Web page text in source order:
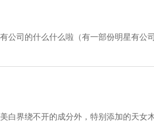
公司的什么什么啦（有一部份明星有公
白界绕不开的成分外，特别添加的天女